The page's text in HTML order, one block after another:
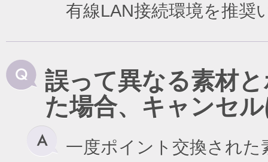
有線LAN接続環境を推奨
誤って異なる素材
た場合、キャンセ
一度ポイント交換され